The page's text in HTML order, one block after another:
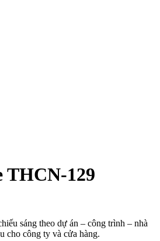
THCN-129
sáng theo dự án – công trình – nhà
cho công ty và cửa hàng.